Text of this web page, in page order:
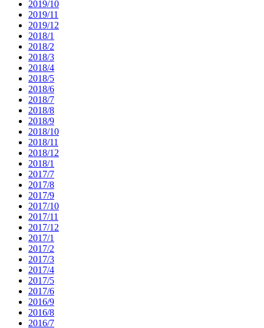
2019/10
2019/11
2019/12
2018/1
2018/2
2018/3
2018/4
2018/5
2018/6
2018/7
2018/8
2018/9
2018/10
2018/11
2018/12
2018/1
2017/7
2017/8
2017/9
2017/10
2017/11
2017/12
2017/1
2017/2
2017/3
2017/4
2017/5
2017/6
2016/9
2016/8
2016/7